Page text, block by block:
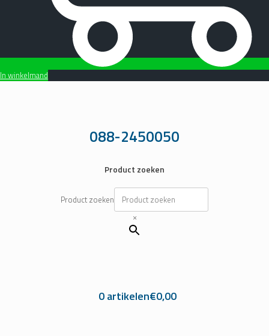
In winkelmand
088-2450050
Product zoeken
Product zoeken
×
0 artikelen€0,00